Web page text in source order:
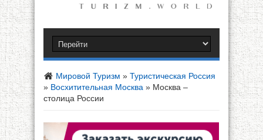
Мировой Туризм » Туристическая Россия
» Восхитительная Москва » Москва –
столица России